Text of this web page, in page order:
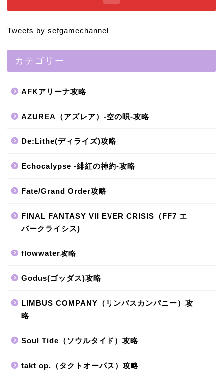
Tweets by sefgamechannel
カテゴリー
AFKアリーナ攻略
AZUREA（アズレア）-空の唄-攻略
De:Lithe(ディライズ)攻略
Echocalypse -緋紅の神約-攻略
Fate/Grand Order攻略
FINAL FANTASY VII EVER CRISIS（FF7 エ
バークライシス)
flowwater攻略
Godus(ゴッダス)攻略
LIMBUS COMPANY（リンバスカンパニー）攻
略
Soul Tide（ソウルタイド）攻略
takt op.（タクトオーパス）攻略